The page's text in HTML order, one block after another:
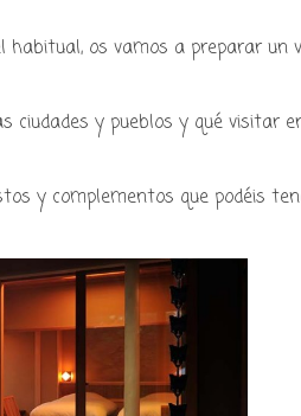
ツ
habitual, os vamos a preparar un
ciudades y pueblos y qué visitar
y complementos que podéis